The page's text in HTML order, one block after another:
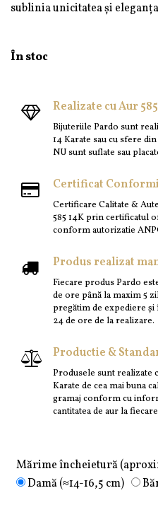
sublinia unicitatea și
În stoc
Realizate cu Aur
Bijuteriile Pardo sunt
14 Karate sau cu sfere
NU sunt suflate sau
Certificat
Certificare Calitate &
585 14K prin certificatul
conform autorizatie
Produs realizat
Fiecare produs Pardo
de ore până la maxim 5
pregătim de expediere
24 de ore de la realizare.
Productie &
Produsele sunt realizate
Karate de cea mai buna
gramaj conform cu
cantitatea de aur la
Mărime încheietură
Damă (≈14-16,5 cm)